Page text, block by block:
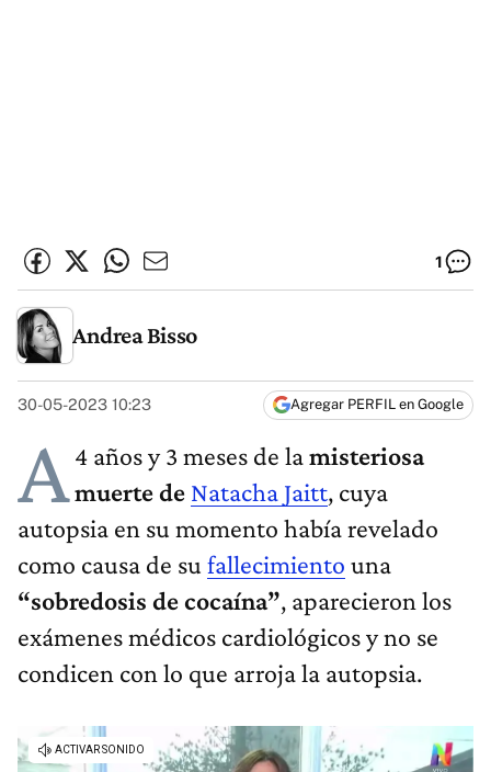
1
Andrea Bisso
30-05-2023 10:23 Agregar PERFIL en Google
A4 años y 3 meses de lamisteriosa
muerte de Natacha Jaitt, cuya
autopsia en su momento había revelado
como causa de su fallecimiento una
“sobredosis de cocaína”, aparecieron los
exámenes médicos cardiológicos y no se
condicen con lo que arroja la autopsia.